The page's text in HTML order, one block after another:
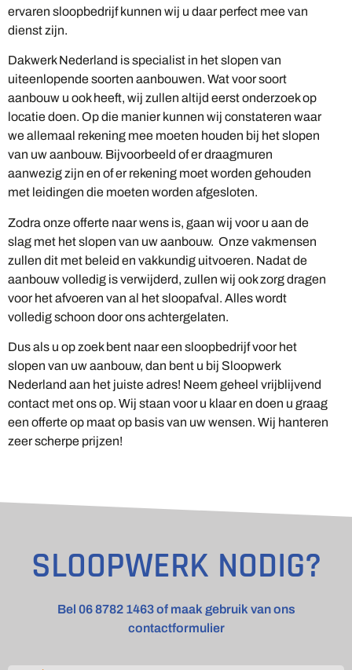
ervaren sloopbedrijf kunnen wij u daar perfect mee van
dienst zijn.
Dakwerk Nederland is specialist in het slopen van
uiteenlopende soorten aanbouwen. Wat voor soort
aanbouw u ook heeft, wij zullen altijd eerst onderzoek op
locatie doen. Op die manier kunnen wij constateren waar
we allemaal rekening mee moeten houden bij het slopen
van uw aanbouw. Bijvoorbeeld of er draagmuren
aanwezig zijn en of er rekening moet worden gehouden
met leidingen die moeten worden afgesloten.
Zodra onze offerte naar wens is, gaan wij voor u aan de
slag met het slopen van uw aanbouw. Onze vakmensen
zullen dit met beleid en vakkundig uitvoeren. Nadat de
aanbouw volledig is verwijderd, zullen wij ook zorg dragen
voor het afvoeren van al het sloopafval. Alles wordt
volledig schoon door ons achtergelaten.
Dus als u op zoek bent naar een sloopbedrijf voor het
slopen van uw aanbouw, dan bent u bij Sloopwerk
Nederland aan het juiste adres! Neem geheel vrijblijvend
contact met ons op. Wij staan voor u klaar en doen u graag
een offerte op maat op basis van uw wensen. Wij hanteren
zeer scherpe prijzen!
SLOOPWERK NODIG?
Bel 06 8782 1463 of maak gebruik van ons
contactformulier